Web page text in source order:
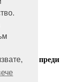
театъра преди